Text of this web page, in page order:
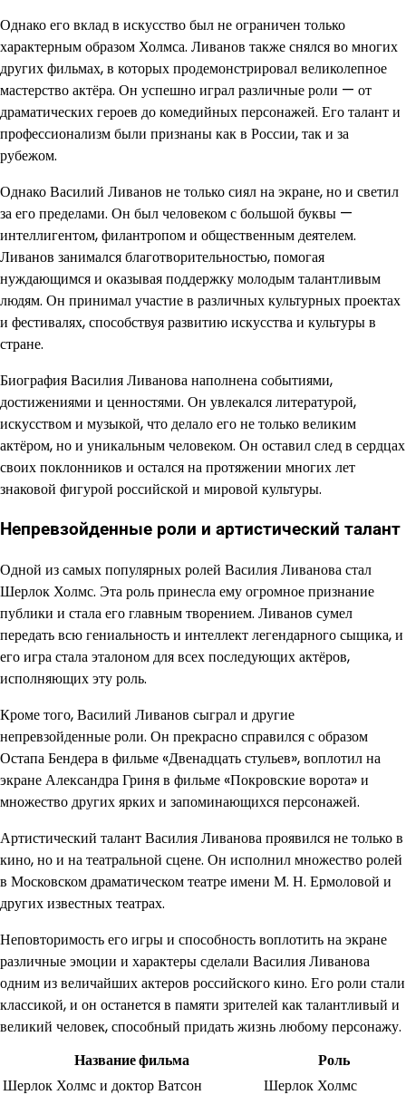
Однако его вклад в искусство был не ограничен только
характерным образом Холмса. Ливанов также снялся во многих
других фильмах, в которых продемонстрировал великолепное
мастерство актёра. Он успешно играл различные роли — от
драматических героев до комедийных персонажей. Его талант и
профессионализм были признаны как в России, так и за
рубежом.
Однако Василий Ливанов не только сиял на экране, но и светил
за его пределами. Он был человеком с большой буквы —
интеллигентом, филантропом и общественным деятелем.
Ливанов занимался благотворительностью, помогая
нуждающимся и оказывая поддержку молодым талантливым
людям. Он принимал участие в различных культурных проектах
и фестивалях, способствуя развитию искусства и культуры в
стране.
Биография Василия Ливанова наполнена событиями,
достижениями и ценностями. Он увлекался литературой,
искусством и музыкой, что делало его не только великим
актёром, но и уникальным человеком. Он оставил след в сердцах
своих поклонников и остался на протяжении многих лет
знаковой фигурой российской и мировой культуры.
Непревзойденные роли и артистический талант
Одной из самых популярных ролей Василия Ливанова стал
Шерлок Холмс. Эта роль принесла ему огромное признание
публики и стала его главным творением. Ливанов сумел
передать всю гениальность и интеллект легендарного сыщика, и
его игра стала эталоном для всех последующих актёров,
исполняющих эту роль.
Кроме того, Василий Ливанов сыграл и другие
непревзойденные роли. Он прекрасно справился с образом
Остапа Бендера в фильме «Двенадцать стульев», воплотил на
экране Александра Гриня в фильме «Покровские ворота» и
множество других ярких и запоминающихся персонажей.
Артистический талант Василия Ливанова проявился не только в
кино, но и на театральной сцене. Он исполнил множество ролей
в Московском драматическом театре имени М. Н. Ермоловой и
других известных театрах.
Неповторимость его игры и способность воплотить на экране
различные эмоции и характеры сделали Василия Ливанова
одним из величайших актеров российского кино. Его роли стали
классикой, и он останется в памяти зрителей как талантливый и
великий человек, способный придать жизнь любому персонажу.
Название фильма
Роль
Шерлок Холмс и доктор Ватсон
Шерлок Холмс